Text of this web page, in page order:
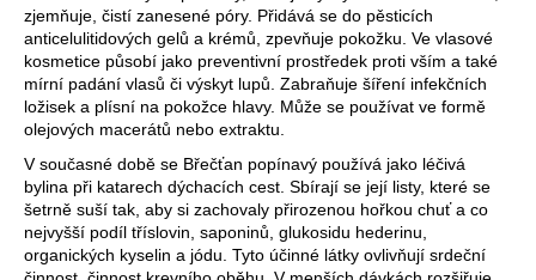
zjemňuje, čistí zanesené póry. Přidává se do pěsticích
anticelulitidových gelů a krémů, zpevňuje pokožku. Ve vlasové
kosmetice působí jako preventivní prostředek proti vším a také
mírní padání vlasů či výskyt lupů. Zabraňuje šíření infekčních
ložisek a plísní na pokožce hlavy. Může se používat ve formě
olejových macerátů nebo extraktu.
V současné době se Břečťan popínavý používá jako léčivá
bylina při katarech dýchacích cest. Sbírají se její listy, které se
šetrně suší tak, aby si zachovaly přirozenou hořkou chuť a co
nejvyšší podíl tříslovin, saponinů, glukosidu hederinu,
organických kyselin a jódu. Tyto účinné látky ovlivňují srdeční
t
ř
e
b
u
j
e
t
e